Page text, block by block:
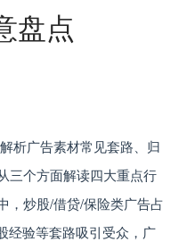
盘点
析广告素材常见套路、归
三个方面解读四大重点行
，炒股/借贷/保险类广告占
经验等套路吸引受众，广